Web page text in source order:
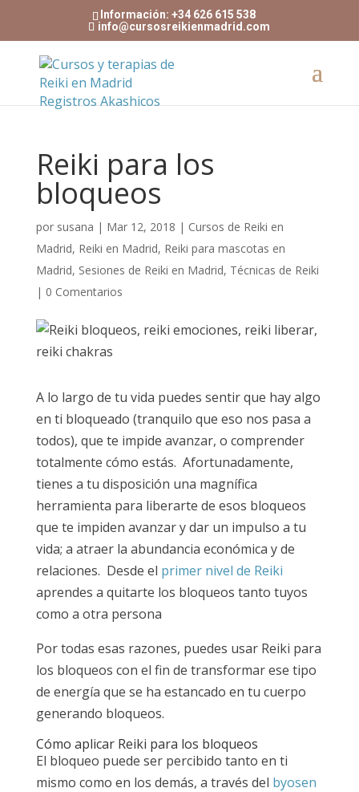
Información: +34 626 615 538
info@cursosreikienmadrid.com
Reiki para los
bloqueos
por susana | Mar 12, 2018 | Cursos de Reiki en
Madrid, Reiki en Madrid, Reiki para mascotas en
Madrid, Sesiones de Reiki en Madrid, Técnicas de Reiki
| 0 Comentarios
A lo largo de tu vida puedes sentir que hay algo
en ti bloqueado (tranquilo que eso nos pasa a
todos), que te impide avanzar, o comprender
totalmente cómo estás. Afortunadamente,
tienes a tu disposición una magnífica
herramienta para liberarte de esos bloqueos
que te impiden avanzar y dar un impulso a tu
vida; a atraer la abundancia económica y de
relaciones. Desde el primer nivel de Reiki
aprendes a quitarte los bloqueos tanto tuyos
como a otra persona
Por todas esas razones, puedes usar Reiki para
los bloqueos con el fin de transformar ese tipo
de energía que se ha estancado en tu cuerpo
generando bloqueos.
Cómo aplicar Reiki para los bloqueos
El bloqueo puede ser percibido tanto en ti
mismo como en los demás, a través del byosen